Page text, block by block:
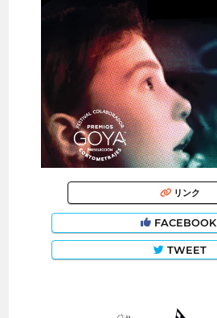
リンク
FACEBOOK
TWEET